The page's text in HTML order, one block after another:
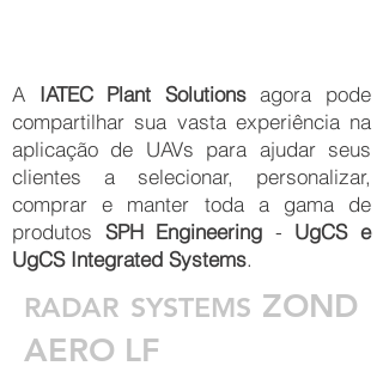
A IATEC Plant Solutionsagora pode
compartilhar sua vasta experiência na
aplicação de UAVs para ajudar seus
clientes a selecionar, personalizar,
comprar e manter toda a gama de
produtos SPH Engineering - UgCS e
UgCS Integrated Systems.
RADAR SYSTEMS ZOND
AERO LF